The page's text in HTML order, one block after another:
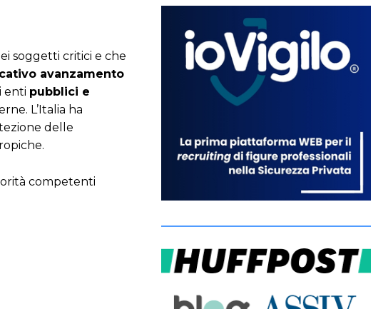
soggetti critici e che
avanzamento
enti pubblici e
L’Italia ha
delle
competenti